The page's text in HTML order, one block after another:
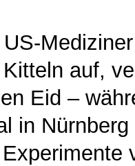
auf,
Eid –
in